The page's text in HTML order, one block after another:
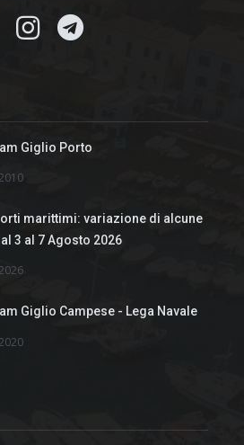
Giglio Porto
marittimi: variazione di alcune
3 al 7 Agosto 2026
Giglio Campese - Lega Navale